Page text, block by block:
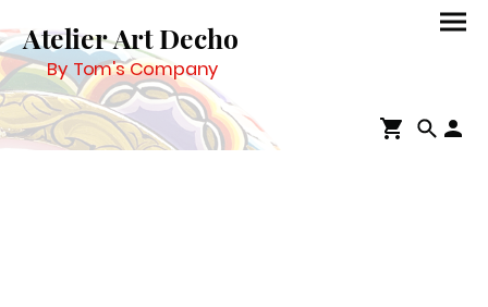
Atelier Art Decho
By Tom's Company